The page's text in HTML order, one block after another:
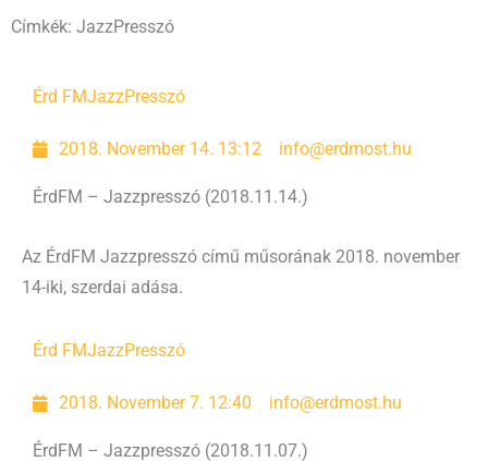
Címkék: JazzPresszó
Érd FMJazzPresszó
2018. November 14. 13:12 info@erdmost.hu
ÉrdFM – Jazzpresszó (2018.11.14.)
Az ÉrdFM Jazzpresszó című műsorának 2018. november
14-iki, szerdai adása.
Érd FMJazzPresszó
2018. November 7. 12:40 info@erdmost.hu
ÉrdFM – Jazzpresszó (2018.11.07.)